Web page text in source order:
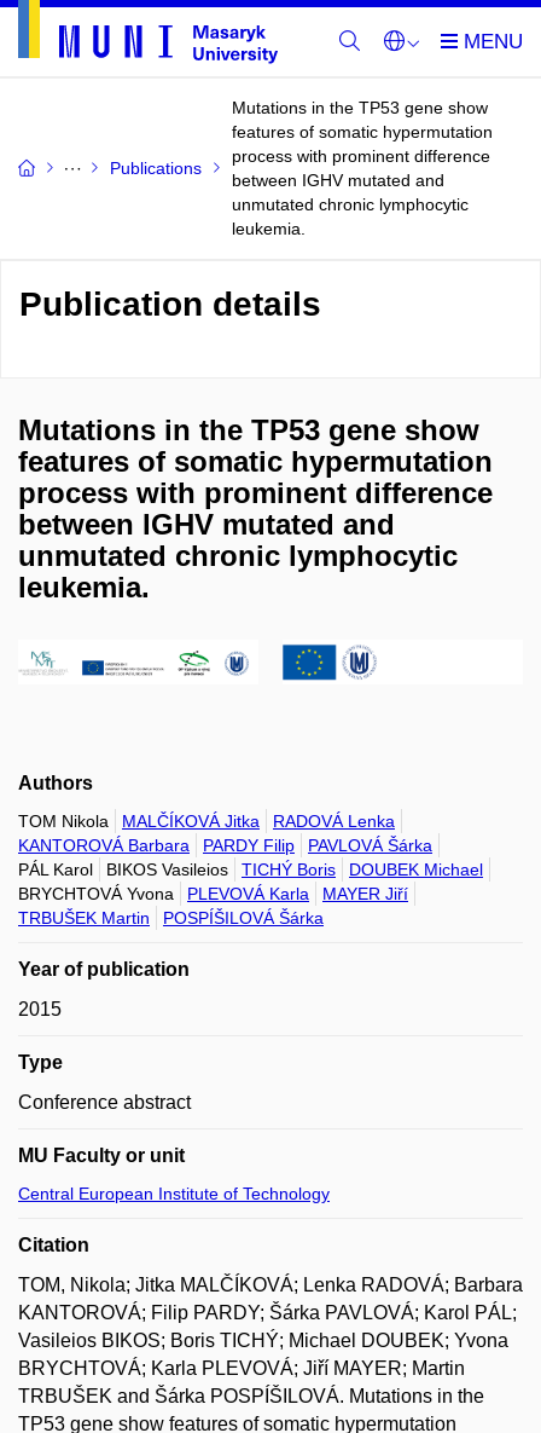
Publications
Mutations in the TP53 gene show
features of somatic hypermutation
process with prominent difference
between IGHV mutated and
unmutated chronic lymphocytic
leukemia.
Publication details
Mutations in the TP53 gene show
features of somatic hypermutation
process with prominent difference
between IGHV mutated and
unmutated chronic lymphocytic
leukemia.
Authors
TOM Nikola MALČÍKOVÁ Jitka
RADOVÁ Lenka
KANTOROVÁ Barbara
PARDY Filip
PAVLOVÁ Šárka
PÁL Karol
BIKOS Vasileios TICHÝ Boris
DOUBEK Michael
BRYCHTOVÁ Yvona
PLEVOVÁ Karla
MAYER Jiří
TRBUŠEK Martin
POSPÍŠILOVÁ Šárka
Year of publication
2015
Type
Conference abstract
MU Faculty or unit
Central European Institute of Technology
Citation
TOM, Nikola; Jitka MALČÍKOVÁ; Lenka RADOVÁ; Barbara
KANTOROVÁ; Filip PARDY; Šárka PAVLOVÁ; Karol PÁL;
Vasileios BIKOS; Boris TICHÝ; Michael DOUBEK; Yvona
BRYCHTOVÁ; Karla PLEVOVÁ; Jiří MAYER; Martin
TRBUŠEK and Šárka POSPÍŠILOVÁ. Mutations in the
TP53 gene show features of somatic hypermutation